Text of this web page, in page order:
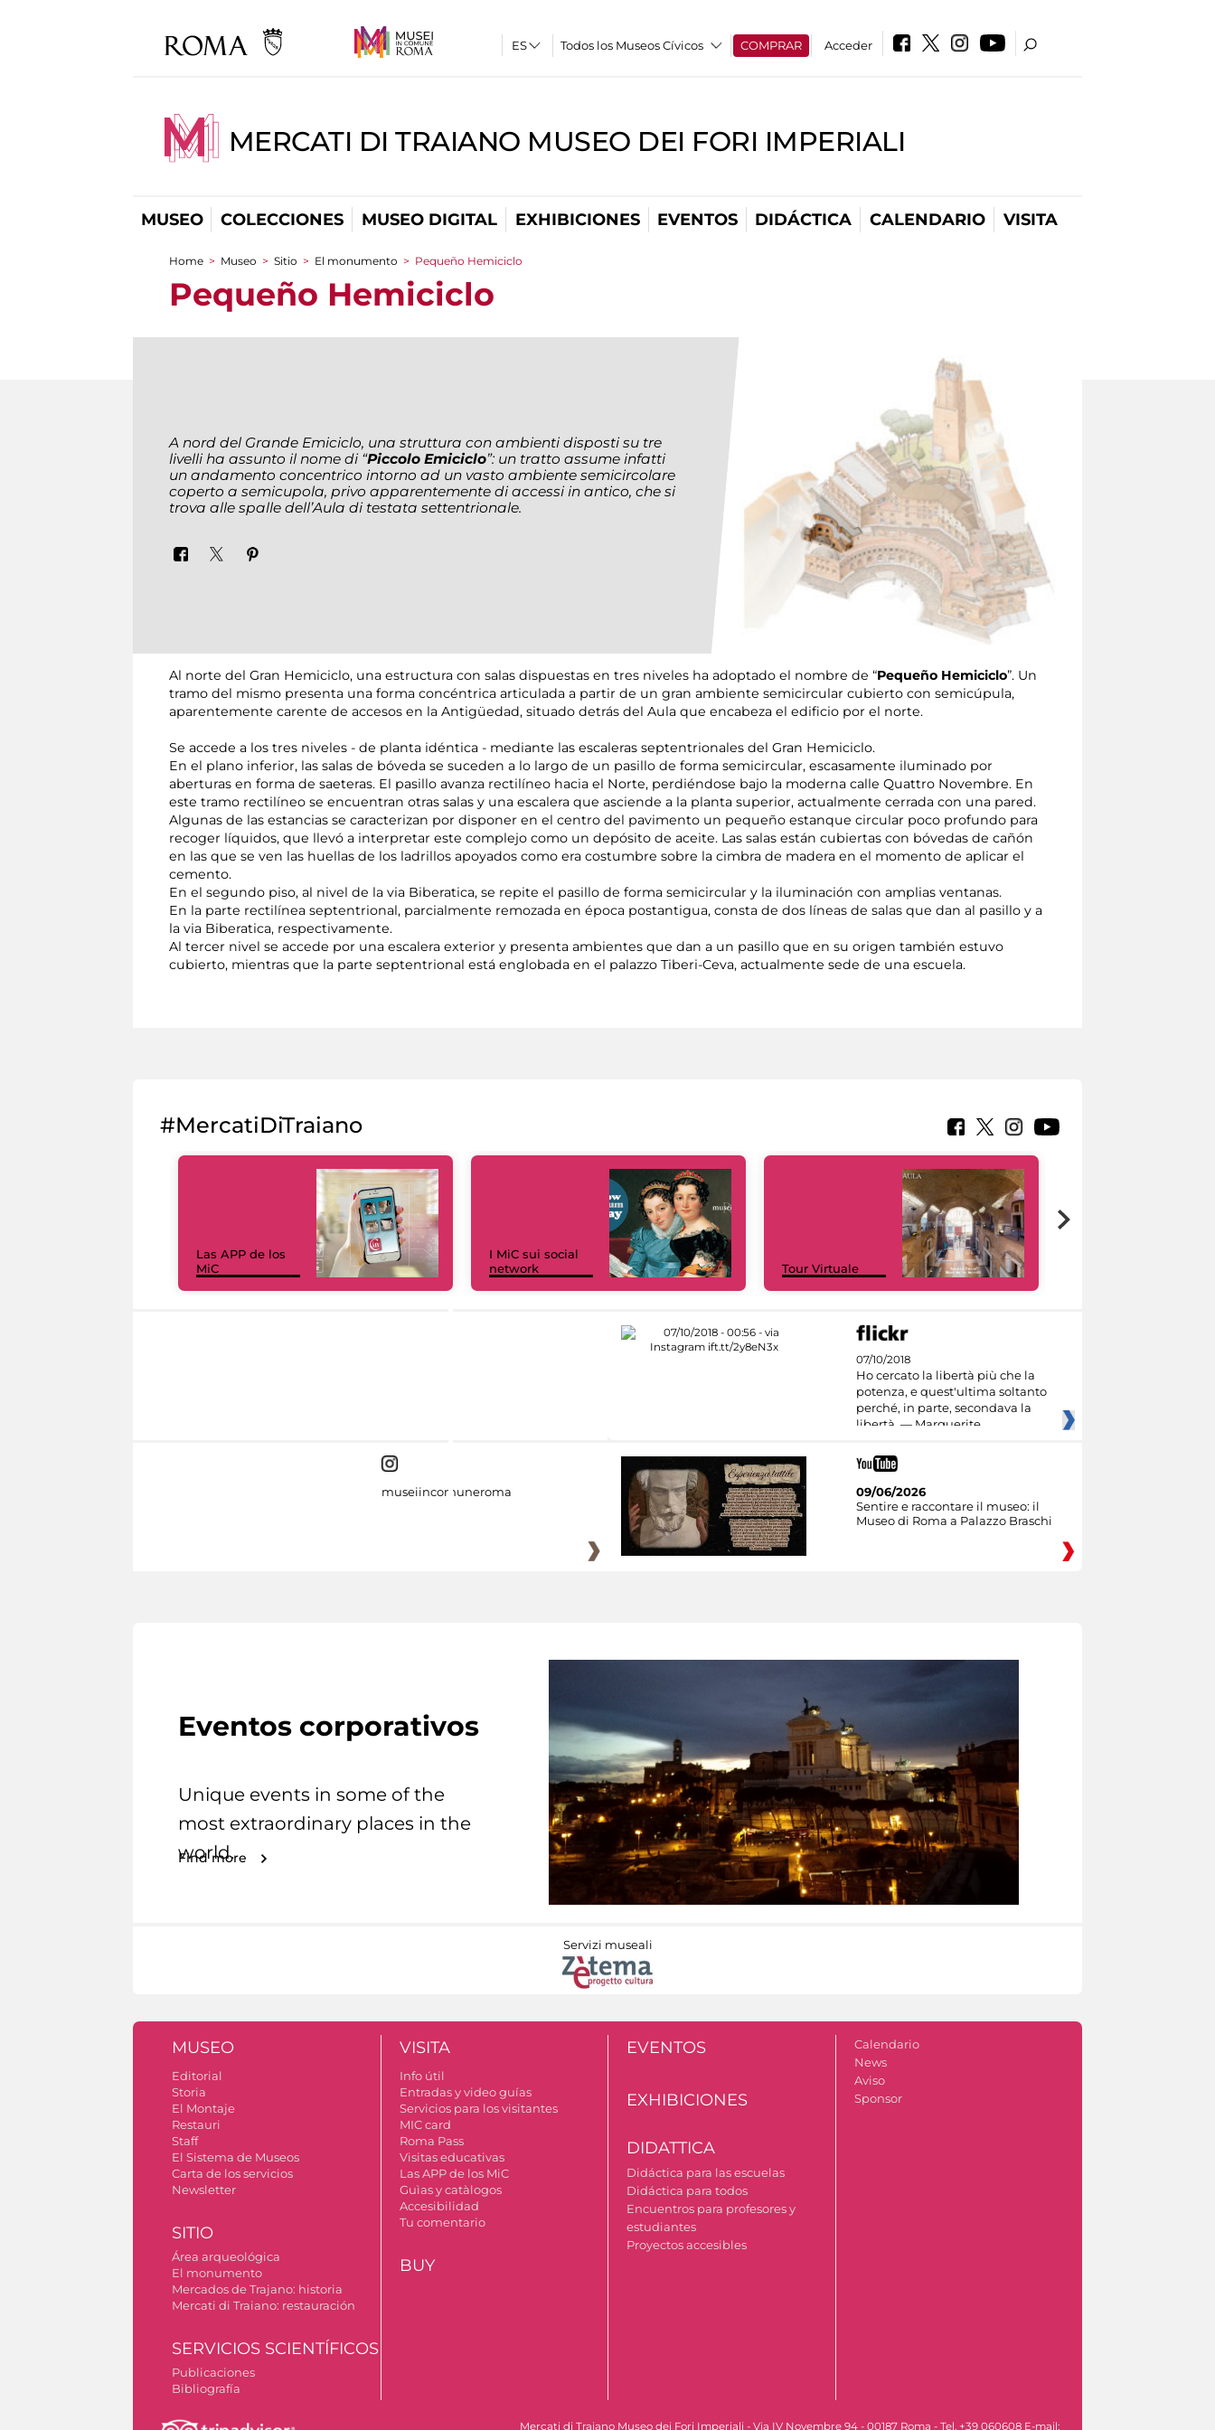
Todos los Museos Cívicos COMPRAR Acceder
MERCATI DI TRAIANO MUSEO DEI FORI IMPERIALI
MUSEO COLECCIONES MUSEO DIGITAL EXHIBICIONES EVENTOS DIDÁCTICA CALENDARIO VISITA
You are here
Home > Museo > Sitio > El monumento > Pequeño Hemiciclo
Pequeño Hemiciclo
A nord del Grande Emiciclo, una struttura con ambienti disposti su tre
livelli ha assunto il nome di “Piccolo Emiciclo”: un tratto assume infatti
un andamento concentrico intorno ad un vasto ambiente semicircolare
coperto a semicupola, privo apparentemente di accessi in antico, che si
trova alle spalle dell’Aula di testata settentrionale.
Al norte del Gran Hemiciclo, una estructura con salas dispuestas en tres niveles ha adoptado el nombre de “Pequeño Hemiciclo”. Un
tramo del mismo presenta una forma concéntrica articulada a partir de un gran ambiente semicircular cubierto con semicúpula,
aparentemente carente de accesos en la Antigüedad, situado detrás del Aula que encabeza el edificio por el norte.
Se accede a los tres niveles - de planta idéntica - mediante las escaleras septentrionales del Gran Hemiciclo.
En el plano inferior, las salas de bóveda se suceden a lo largo de un pasillo de forma semicircular, escasamente iluminado por
aberturas en forma de saeteras. El pasillo avanza rectilíneo hacia el Norte, perdiéndose bajo la moderna calle Quattro Novembre. En
este tramo rectilíneo se encuentran otras salas y una escalera que asciende a la planta superior, actualmente cerrada con una pared.
Algunas de las estancias se caracterizan por disponer en el centro del pavimento un pequeño estanque circular poco profundo para
recoger líquidos, que llevó a interpretar este complejo como un depósito de aceite. Las salas están cubiertas con bóvedas de cañón
en las que se ven las huellas de los ladrillos apoyados como era costumbre sobre la cimbra de madera en el momento de aplicar el
cemento.
En el segundo piso, al nivel de la via Biberatica, se repite el pasillo de forma semicircular y la iluminación con amplias ventanas.
En la parte rectilínea septentrional, parcialmente remozada en época postantigua, consta de dos líneas de salas que dan al pasillo y a
la via Biberatica, respectivamente.
Al tercer nivel se accede por una escalera exterior y presenta ambientes que dan a un pasillo que en su origen también estuvo
cubierto, mientras que la parte septentrional está englobada en el palazzo Tiberi-Ceva, actualmente sede de una escuela.
#MercatiDiTraiano
Las APP de los
MiC
I MiC sui social
network
Tour Virtuale
07/10/2018
Ho cercato la libertà più che la
potenza, e quest'ultima soltanto
perché, in parte, secondava la
libertà. — Marguerite
museiincomuneroma
09/06/2026
Sentire e raccontare il museo: il
Museo di Roma a Palazzo Braschi
Eventos corporativos
Unique events in some of the
most extraordinary places in the
world.
Find more
Servizi museali
MUSEO
Editorial
Storia
El Montaje
Restauri
Staff
El Sistema de Museos
Carta de los servicios
Newsletter
SITIO
Área arqueológica
El monumento
Mercados de Trajano: historia
Mercati di Traiano: restauración
SERVICIOS SCIENTÍFICOS
Publicaciones
Bibliografía
VISITA
Info útil
Entradas y video guías
Servicios para los visitantes
MIC card
Roma Pass
Visitas educativas
Las APP de los MiC
Guìas y catàlogos
Accesibilidad
Tu comentario
BUY
EVENTOS
EXHIBICIONES
DIDATTICA
Didáctica para las escuelas
Didáctica para todos
Encuentros para profesores y
estudiantes
Proyectos accesibles
Calendario
News
Aviso
Sponsor
Mercati di Traiano Museo dei Fori Imperiali - Via IV Novembre 94 - 00187 Roma - Tel. +39 060608 E-mail: